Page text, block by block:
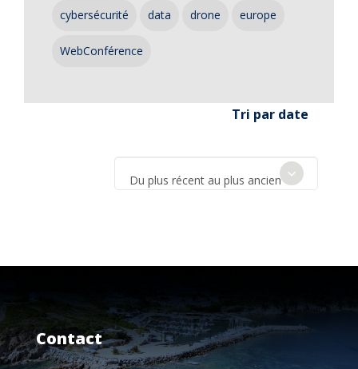
cybersécurité data drone europe
WebConférence
Tri par date
Du plus récent au plus ancien
Contact